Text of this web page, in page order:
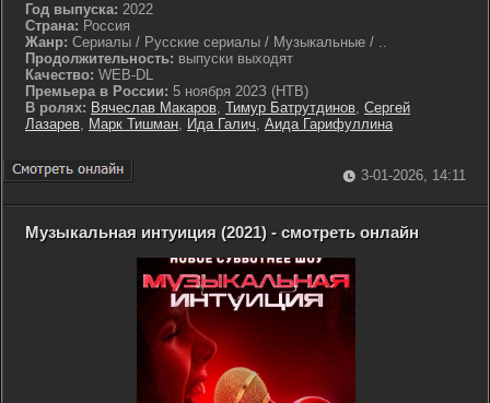
Год выпуска: 2022
Страна: Россия
Жанр: Сериалы / Русские сериалы / Музыкальные / ..
Продолжительность: выпуски выходят
Качество: WEB-DL
Премьера в России: 5 нoябpя 202З (HTB)
В ролях: Вячеслав Макаров, Тимур Батрутдинов, Сергей
Лазарев, Марк Тишман, Ида Галич, Аида Гарифуллина
3-01-2026, 14:11
Музыкальная интуиция (2021) - смотреть онлайн